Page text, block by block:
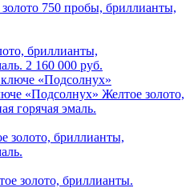
750 пробы, бриллианты,
бриллианты,
2 160 000 руб.
«Подсолнух» Желтое золото,
горячая эмаль.
золото, бриллианты,
золото, бриллианты.